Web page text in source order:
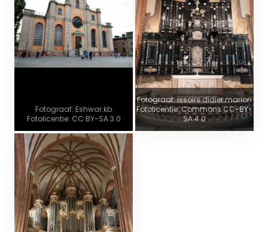
Fotograaf: Eshwar.kb
Fotolicentie: CC BY-SA 3.0
Fotograaf: issoire.didier.marion
Fotolicentie: Commons CC-BY-
SA 4.0